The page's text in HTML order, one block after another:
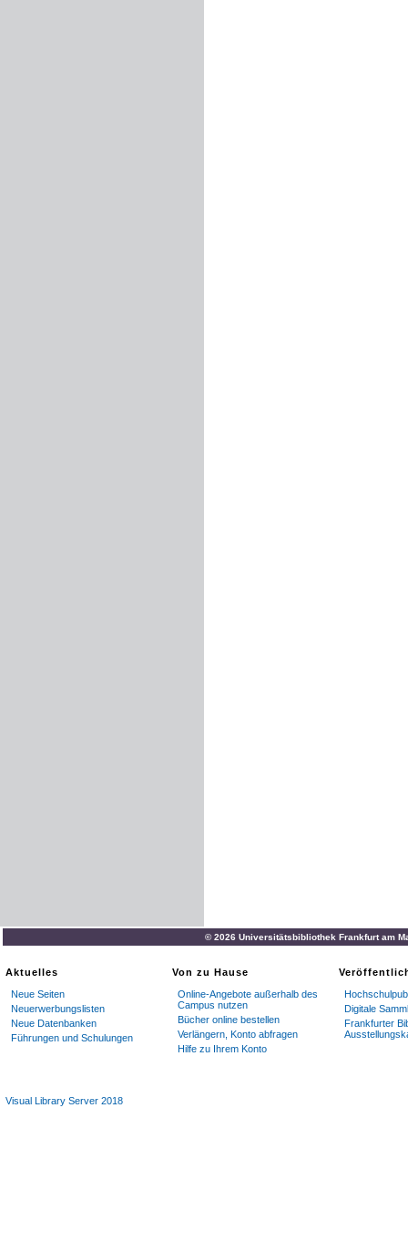
© 2026 Universitätsbibliothek Frankfurt am
Aktuelles
Neue Seiten
Neuerwerbungslisten
Neue Datenbanken
Führungen und Schulungen
Von zu Hause
Online-Angebote außerhalb des
Campus nutzen
Bücher online bestellen
Verlängern, Konto abfragen
Hilfe zu Ihrem Konto
Digitale
Frankfurter
Visual Library Server 2018